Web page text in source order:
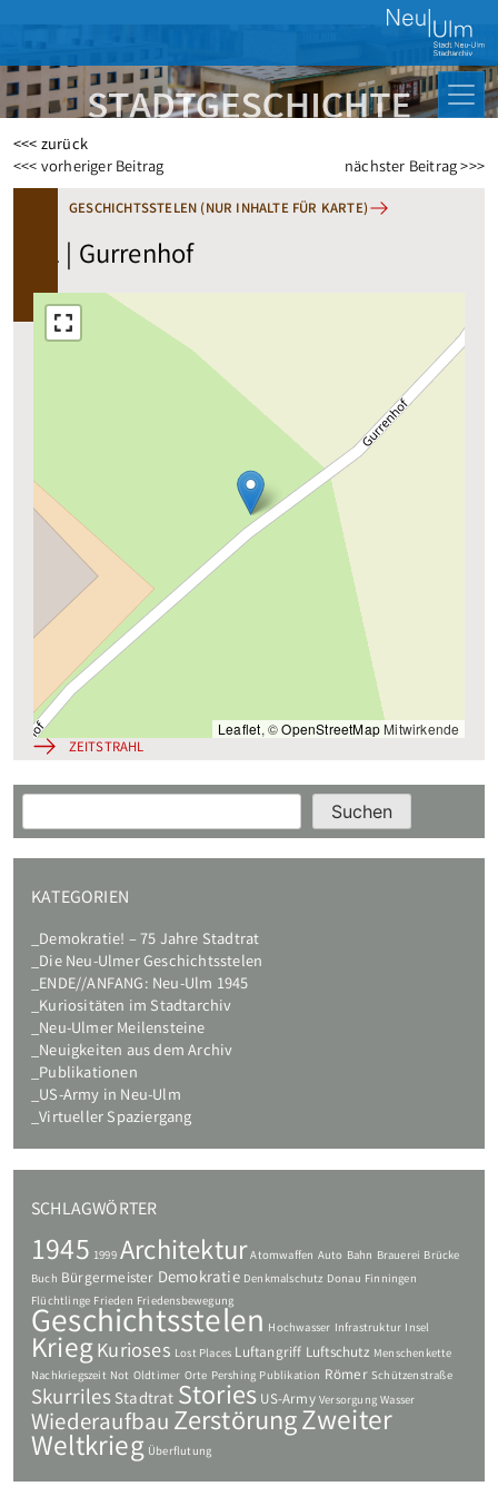
<<< zurück
Beitragsnavigation
<<< vorheriger Beitrag nächster Beitrag >>>
GESCHICHTSSTELEN (NUR INHALTE FÜR KARTE)
81 | Gurrenhof
Leaflet, ©OpenStreetMapMitwirkende
ZEITSTRAHL
Suchen Suchen
KATEGORIEN
Demokratie! – 75 Jahre Stadtrat
Die Neu-Ulmer Geschichtsstelen
ENDE//ANFANG: Neu-Ulm 1945
Kuriositäten im Stadtarchiv
Neu-Ulmer Meilensteine
Neuigkeiten aus dem Archiv
Publikationen
US-Army in Neu-Ulm
Virtueller Spaziergang
SCHLAGWÖRTER
1945 1999 Architektur Atomwaffen Auto Bahn Brauerei Brücke
Buch Bürgermeister Demokratie Denkmalschutz Donau Finningen
Flüchtlinge Frieden Friedensbewegung
Geschichtsstelen Hochwasser Infrastruktur Insel
KriegKurioses Lost Places Luftangriff Luftschutz Menschenkette
Nachkriegszeit Not Oldtimer Orte Pershing Publikation Römer Schützenstraße
SkurrilesStadtrat Stories US-Army Versorgung Wasser
Wiederaufbau ZerstörungZweiter
Weltkrieg Überflutung